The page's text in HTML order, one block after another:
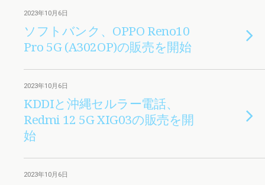
2023年10月6日
ソフトバンク、OPPO Reno10
Pro 5G (A302OP)の販売を開始
2023年10月6日
KDDIと沖縄セルラー電話、
Redmi 12 5G XIG03の販売を開
始
2023年10月6日